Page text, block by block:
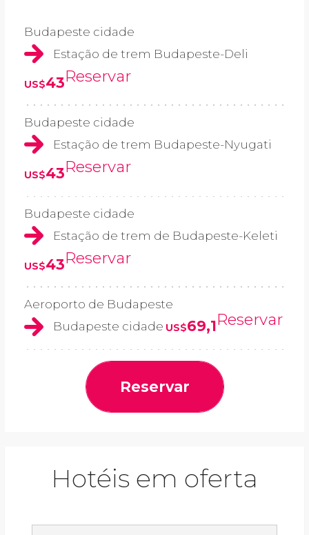
Budapeste cidade
Estação de trem Budapeste-Deli
US$43Reservar
Budapeste cidade
Estação de trem Budapeste-Nyugati
US$43Reservar
Budapeste cidade
Estação de trem de Budapeste-Keleti
US$43Reservar
Aeroporto de Budapeste
Budapeste cidade US$69,1Reservar
Reservar
Hotéis em oferta